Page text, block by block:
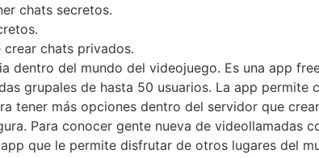
chats secretos.
chats privados.
dentro del mundo del videojuego. Es una app
grupales de hasta 50 usuarios. La app
tener más opciones dentro del servidor que
Para conocer gente nueva de videollamadas
que le permite disfrutar de otros lugares del